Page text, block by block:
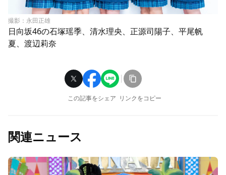
撮影：永田正雄
日向坂46の石塚瑶季、清水理央、正源司陽子、平尾帆
夏、渡辺莉奈
この記事をシェア リンクをコピー
関連ニュース